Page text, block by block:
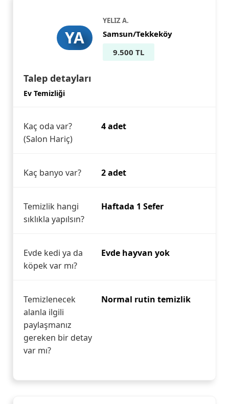
YA
YELIZ A.
Samsun/Tekkeköy
9.500 TL
Talep detayları
Ev Temizliği
Kaç oda var?
(Salon Hariç)
4 adet
Kaç banyo var? 2 adet
Temizlik hangi
sıklıkla yapılsın?
Haftada 1 Sefer
Evde kedi ya da
köpek var mı?
Evde hayvan yok
Temizlenecek
alanla ilgili
paylaşmanız
gereken bir detay
var mı?
Normal rutin temizlik